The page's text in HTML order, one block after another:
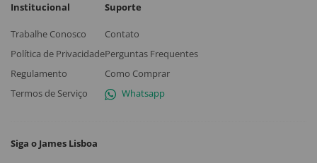
Institucional
Trabalhe Conosco
Política de Privacidade
Regulamento
Termos de Serviço
Suporte
Contato
Perguntas Frequentes
Como Comprar
Whatsapp
Siga o James Lisboa